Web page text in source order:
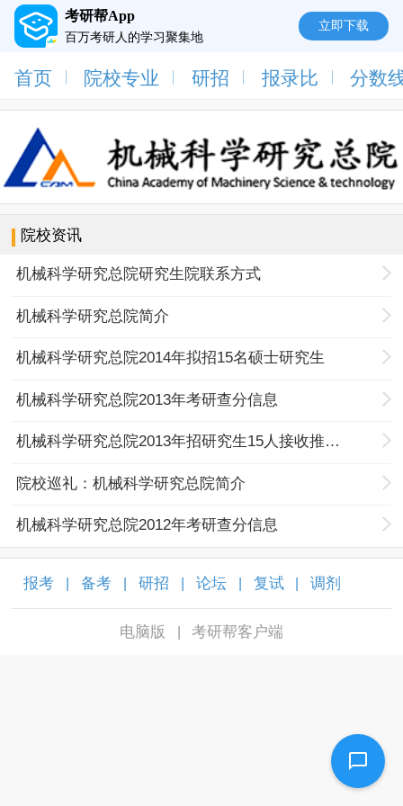
考研帮App
百万考研人的学习聚集地
立即下载
首页 院校专业 研招 报录比 分数
院校资讯
机械科学研究总院研究生院联系方式
机械科学研究总院简介
机械科学研究总院2014年拟招15名硕士研究生
机械科学研究总院2013年考研查分信息
机械科学研究总院2013年招研究生15人接收推免生2人
院校巡礼：机械科学研究总院简介
机械科学研究总院2012年考研查分信息
报考 备考 研招 论坛 复试 调剂
电脑版 考研帮客户端